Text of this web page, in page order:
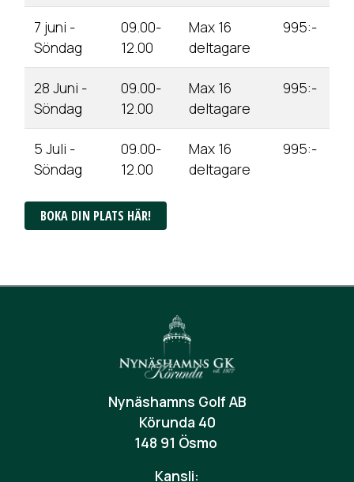
7 juni -
Söndag
09.00-
12.00
Max 16
deltagare
995:-
28 Juni -
Söndag
09.00-
12.00
Max 16
deltagare
995:-
5 Juli -
Söndag
09.00-
12.00
Max 16
deltagare
995:-
BOKA DIN PLATS HÄR!
Nynäshamns Golf AB
Körunda 40
148 91 Ösmo
Kansli: